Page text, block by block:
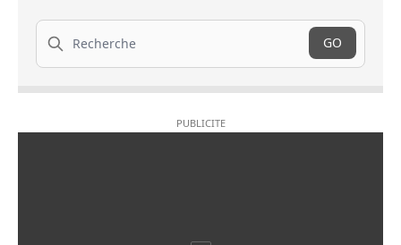
Recherche
GO